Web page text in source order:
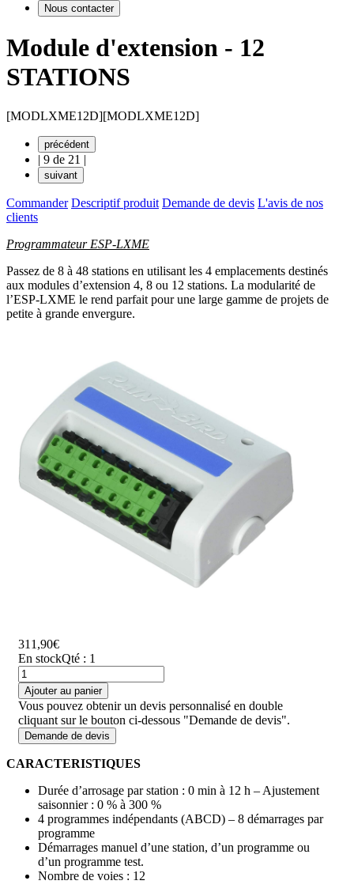
Nous contacter
Module d'extension - 12
STATIONS
[MODLXME12D][MODLXME12D]
précédent
| 9 de 21 |
suivant
Commander Descriptif produit Demande de devis L'avis de nos
clients
Programmateur ESP-LXME
Passez de 8 à 48 stations en utilisant les 4 emplacements destinés
aux modules d’extension 4, 8 ou 12 stations. La modularité de
l’ESP-LXME le rend parfait pour une large gamme de projets de
petite à grande envergure.
311,90€
En stockQté : 1
Ajouter au panier
Vous pouvez obtenir un devis personnalisé en double
cliquant sur le bouton ci-dessous "Demande de devis".
Demande de devis
CARACTERISTIQUES
Durée d’arrosage par station : 0 min à 12 h – Ajustement
saisonnier : 0 % à 300 %
4 programmes indépendants (ABCD) – 8 démarrages par
programme
Démarrages manuel d’une station, d’un programme ou
d’un programme test.
Nombre de voies : 12